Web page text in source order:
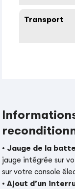
Transport
• Jauge de la
jauge intégrée sur
sur votre console
•Ajout d’un